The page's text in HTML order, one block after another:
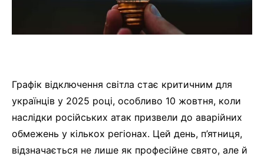
Графік відключення світла стає критичним для
українців у 2025 році, особливо 10 жовтня, коли
наслідки російських атак призвели до аварійних
обмежень у кількох регіонах. Цей день, п’ятниця,
відзначається не лише як професійне свято, але й